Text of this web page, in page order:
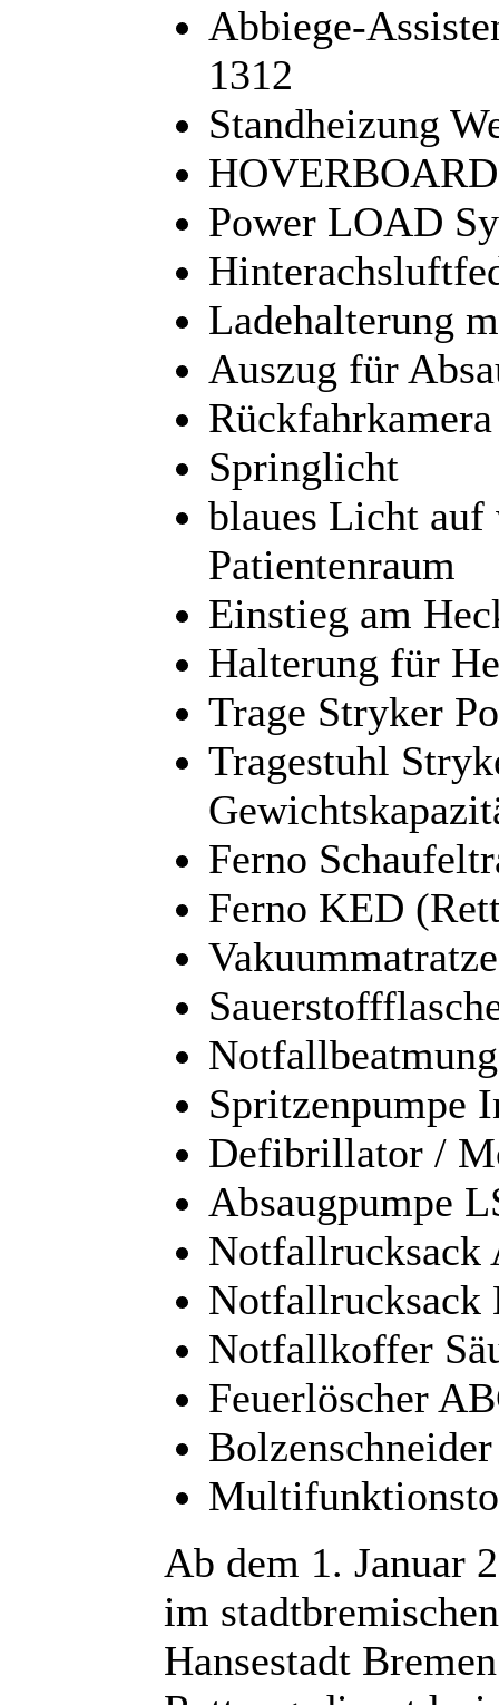
Abbiege-
1312
Standheizung
Power LOAD
Ladehalterung
Auszug für
Rückfahrkamera
Springlicht
blaues Licht
Patientenraum
Einstieg am
Halterung für
Trage Stryker
Tragestuhl
Ferno
Ferno KED
Vakuummatratze
Spritzenpumpe
Defibrillator /
Absaugpumpe
Notfallrucksack
Notfallrucksack
Notfallkoffer
Feuerlöscher
Bolzenschneider
Ab dem 1. Januar
im
Hansestadt